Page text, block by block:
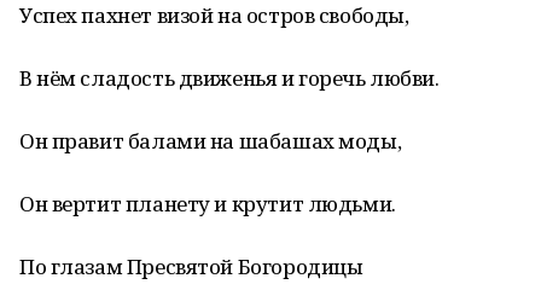
Успех пахнет визой на остров свободы,
В нём сладость движенья и горечь любви.
Он правит балами на шабашах моды,
Он вертит планету и крутит людьми.
По глазам Пресвятой Богородицы